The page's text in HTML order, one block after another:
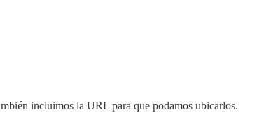
incluimos la URL para que podamos ubicarlos.